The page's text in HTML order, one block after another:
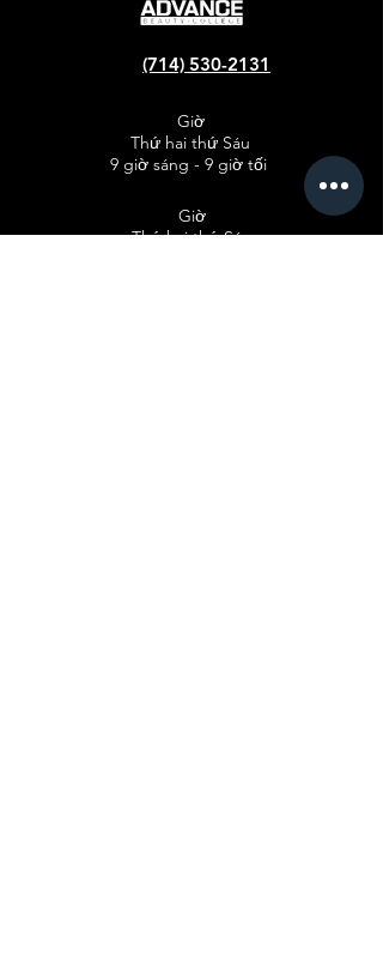
(714) 530-2131
Giờ
Thứ hai thứ Sáu
9 giờ sáng - 9 giờ tối
Giờ
Thứ hai thứ Sáu